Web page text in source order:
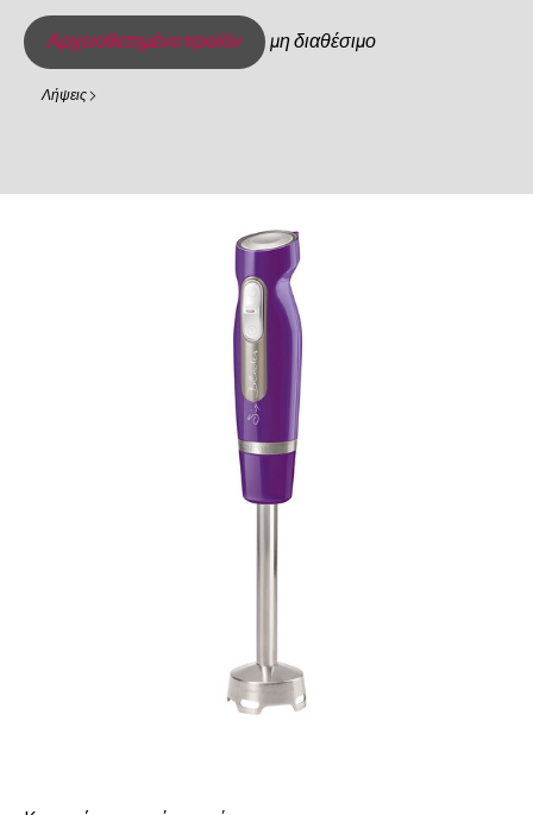
Αρχειοθετημένο προϊόν μη διαθέσιμο
Λήψεις